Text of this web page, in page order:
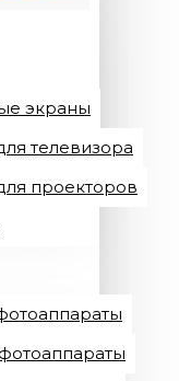
экраны
телевизора
проекторов